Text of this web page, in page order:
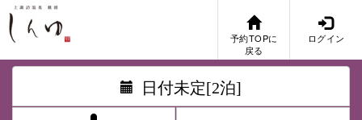
予約TOPに
戻る
ログイン
日付未定[2泊]